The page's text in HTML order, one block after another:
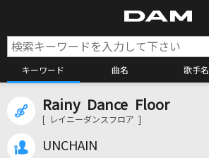
キーワード 曲名 歌手名
カラオケ検索
Rainy Dance Floor
[ レイニーダンスフロア ]
UNCHAIN